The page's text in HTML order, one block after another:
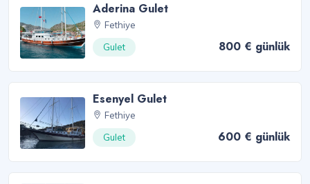
Aderina Gulet
Fethiye
Gulet
800 € günlük
Esenyel Gulet
Fethiye
Gulet
600 € günlük